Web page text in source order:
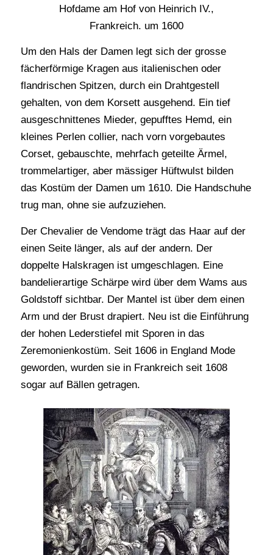
Hofdame am Hof von Heinrich IV.,
Frankreich. um 1600
Um den Hals der Damen legt sich der grosse
fächerförmige Kragen aus italienischen oder
flandrischen Spitzen, durch ein Drahtgestell
gehalten, von dem Korsett ausgehend. Ein tief
ausgeschnittenes Mieder, gepufftes Hemd, ein
kleines Perlen collier, nach vorn vorgebautes
Corset, gebauschte, mehrfach geteilte Ärmel,
trommelartiger, aber mässiger Hüftwulst bilden
das Kostüm der Damen um 1610. Die Handschuhe
trug man, ohne sie aufzuziehen.
Der Chevalier de Vendome trägt das Haar auf der
einen Seite länger, als auf der andern. Der
doppelte Halskragen ist umgeschlagen. Eine
bandelierartige Schärpe wird über dem Wams aus
Goldstoff sichtbar. Der Mantel ist über dem einen
Arm und der Brust drapiert. Neu ist die Einführung
der hohen Lederstiefel mit Sporen in das
Zeremonienkostüm. Seit 1606 in England Mode
geworden, wurden sie in Frankreich seit 1608
sogar auf Bällen getragen.